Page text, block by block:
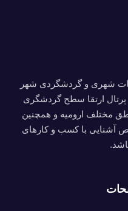
شهری و گردشگردی شهر
پرتال ارتقا سطح گردشگری
مختلف ارومیه و همچنین
آشنایی با کسب و کارهای